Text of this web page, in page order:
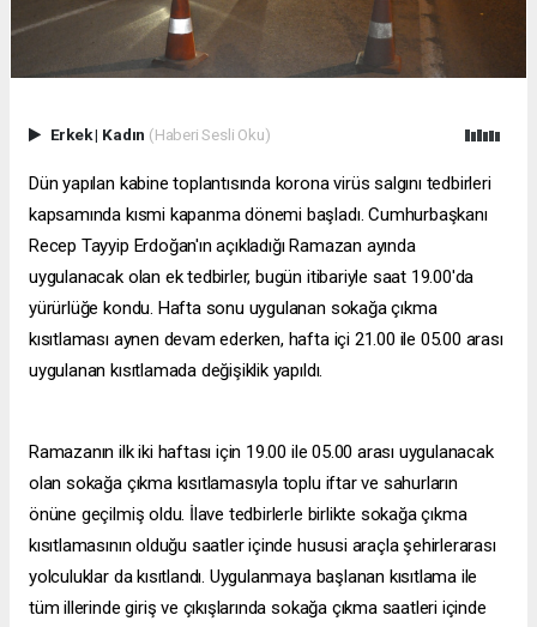
Erkek| Kadın (Haberi Sesli Oku)
Dün yapılan kabine toplantısında korona virüs salgını tedbirleri
kapsamında kısmi kapanma dönemi başladı. Cumhurbaşkanı
Recep Tayyip Erdoğan'ın açıkladığı Ramazan ayında
uygulanacak olan ek tedbirler, bugün itibariyle saat 19.00'da
yürürlüğe kondu. Hafta sonu uygulanan sokağa çıkma
kısıtlaması aynen devam ederken, hafta içi 21.00 ile 05.00 arası
uygulanan kısıtlamada değişiklik yapıldı.
Ramazanın ilk iki haftası için 19.00 ile 05.00 arası uygulanacak
olan sokağa çıkma kısıtlamasıyla toplu iftar ve sahurların
önüne geçilmiş oldu. İlave tedbirlerle birlikte sokağa çıkma
kısıtlamasının olduğu saatler içinde hususi araçla şehirlerarası
yolculuklar da kısıtlandı. Uygulanmaya başlanan kısıtlama ile
tüm illerinde giriş ve çıkışlarında sokağa çıkma saatleri içinde